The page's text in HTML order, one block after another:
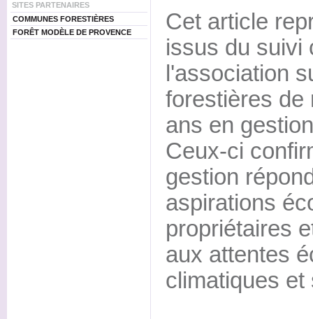
SITES PARTENAIRES
COMMUNES FORESTIÈRES
FORÊT MODÈLE DE PROVENCE
Cet article
issus du suivi
l'association
forestières de
ans en
Ceux-ci
gestion
aspirations
propriétaires
aux attentes
climatiques et